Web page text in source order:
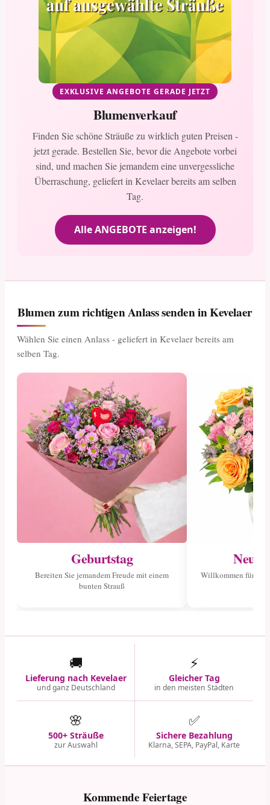
EXKLUSIVE ANGEBOTE GERADE JETZT
Blumenverkauf
Finden Sie schöne Sträuße zu wirklich guten Preisen -
jetzt gerade. Bestellen Sie, bevor die Angebote vorbei
sind, und machen Sie jemandem eine unvergessliche
Überraschung, geliefert in Kevelaer bereits am selben
Tag.
Alle ANGEBOTE anzeigen!
Blumen zum richtigen Anlass senden in Kevelaer
Wählen Sie einen Anlass - geliefert in Kevelaer bereits am
selben Tag.
Geburtstag
Bereiten Sie jemandem Freude mit einem
bunten Strauß
Willkommen für
🚚
Lieferung nach Kevelaer
und ganz Deutschland
⚡
Gleicher Tag
in den meisten Städten
🌸
500+ Sträuße
zur Auswahl
✅
Sichere Bezahlung
Klarna, SEPA, PayPal, Karte
Kommende Feiertage